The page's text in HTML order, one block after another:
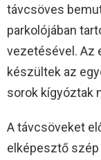
távcsöves
parkolójában
vezetésével. Az
készültek az
sorok kígyóztak
A távcsöveket
elképesztő